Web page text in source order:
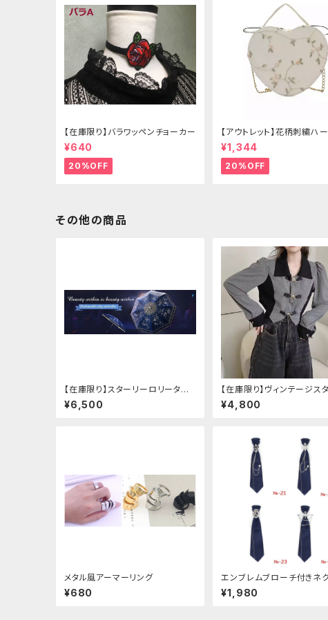
【在庫限り】バラワッペンチョーカー
¥640
20%OFF
【アウトレット】花柄刺繍ハ
グ
¥1,344
20%OFF
その他の商品
【在庫限り】スターリーロリータア
ンブレラ
¥6,500
【在庫限り】ヴィンテージス
バックルベルトシャツ
¥4,800
メタル風アーマーリング
¥680
エンブレムブローチ付きネ
(ネイビー)
¥1,980